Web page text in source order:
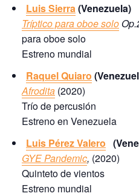
Luis Sierra (Venezuela)
Tríptico para oboe solo
para oboe solo
Estreno mundial
Raquel Quiaro
Afrodita (2020)
Trío de percusión
Estreno en Venezuela
Luis Pérez Valero
GYE Pandemic, (2020)
Quinteto de vientos
Estreno mundial